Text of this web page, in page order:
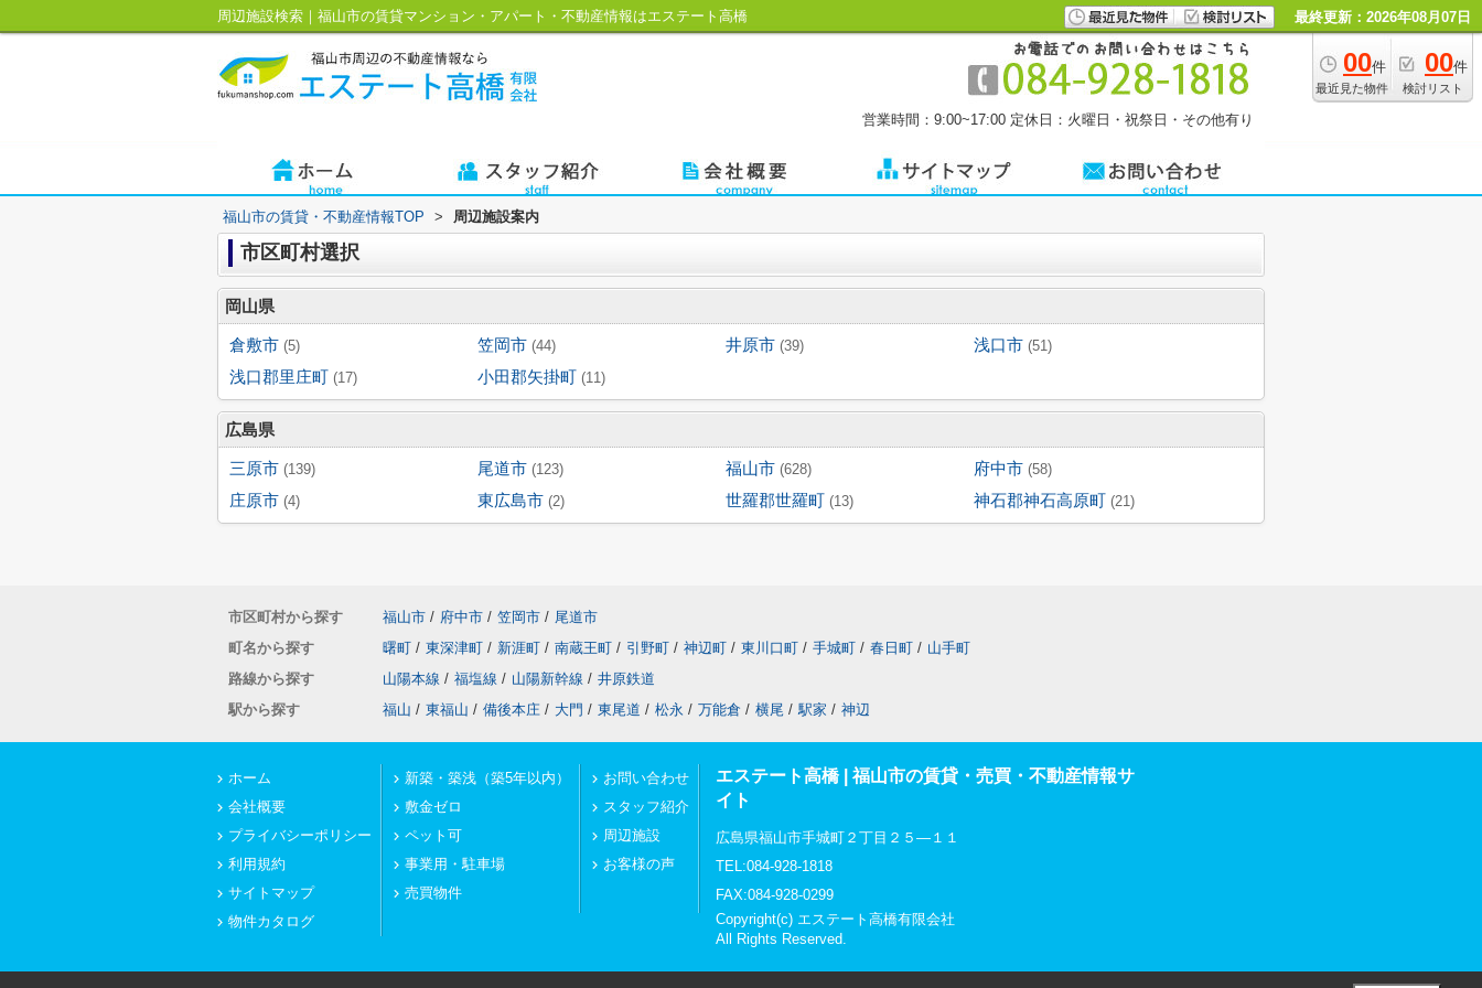
周辺施設検索｜福山市の賃貸マンション・アパート・不動産情報はエステート高橋 最終更新：2026年08月07日
00件
最近見た物件
00件
検討リスト
営業時間：9:00~17:00 定休日：火曜日・祝祭日・その他有り
福山市の賃貸・不動産情報TOP > 周辺施設案内
市区町村選択
岡山県
倉敷市 (5) 笠岡市 (44) 井原市 (39) 浅口市 (51)
浅口郡里庄町 (17) 小田郡矢掛町 (11)
広島県
三原市 (139) 尾道市 (123) 福山市 (628) 府中市 (58)
庄原市 (4) 東広島市 (2) 世羅郡世羅町 (13) 神石郡神石高原町 (21)
市区町村から探す 福山市 / 府中市 / 笠岡市 / 尾道市
町名から探す
曙町 / 東深津町 / 新涯町 / 南蔵王町 / 引野町 / 神辺町 / 東川口町 / 手城町 / 春日町 / 山手町
路線から探す
山陽本線 / 福塩線 / 山陽新幹線 / 井原鉄道
駅から探す
福山 / 東福山 / 備後本庄 / 大門 / 東尾道 / 松永 / 万能倉 / 横尾 / 駅家 / 神辺
ホーム
会社概要
プライバシーポリシー
利用規約
サイトマップ
物件カタログ
新築・築浅（築5年以内）
敷金ゼロ
ペット可
事業用・駐車場
売買物件
お問い合わせ
スタッフ紹介
周辺施設
お客様の声
エステート高橋 | 福山市の賃貸・売買・不動産情報サ
イト
広島県福山市手城町２丁目２５―１１
TEL:084-928-1818
FAX:084-928-0299
Copyright(c) エステート高橋有限会社
All Rights Reserved.